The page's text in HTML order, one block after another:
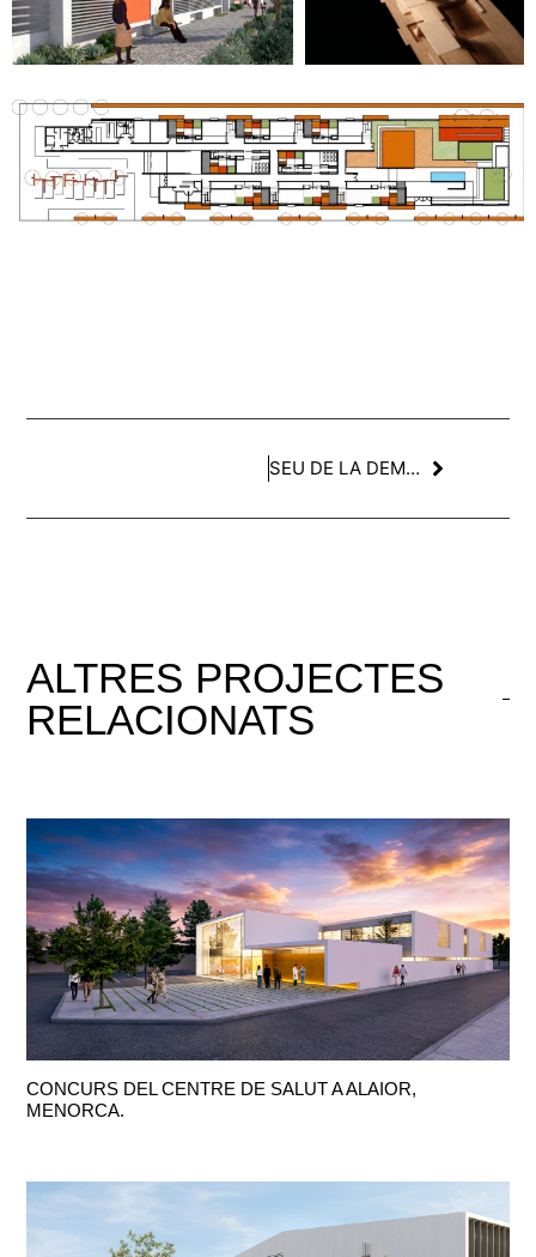
SEU DE LA DEMARCACIÓ D’HUESCA DEL COAA
ALTRES PROJECTES
RELACIONATS
CONCURS DEL CENTRE DE SALUT A ALAIOR,
MENORCA.